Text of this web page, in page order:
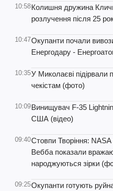
10:58Колишня дружина
розлучення після 25
10:47Окупанти почали
Енергодару -
10:35У Миколаєві підірвали
чекістам (фото)
10:09Винищувач F-35
США (відео)
09:40Стовпи Творіння:
Вебба показали
народжуються зірки
09:25Окупанти готують